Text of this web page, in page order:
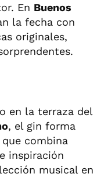
En Buenos
la fecha con
originales,
en la terraza del
, el gin forma
combina
inspiración
musical en